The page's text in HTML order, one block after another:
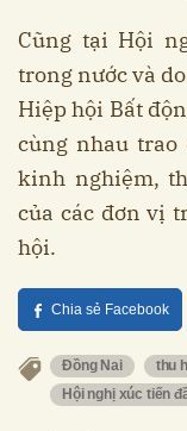
Cũng tại Hội
trong nước và
Hiệp hội Bất
cùng nhau
kinh nghiệm,
của các đơn vị
hội.
Chia sẻ Facebook
Đồng Nai thu
Hội nghị xúc tiến